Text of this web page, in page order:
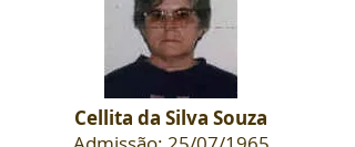
Cellita da Silva Souza